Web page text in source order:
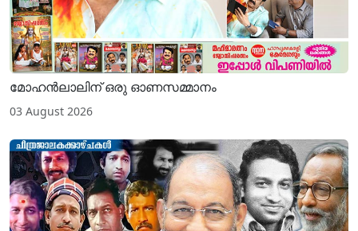
മോഹന്‍ലാലിന് ഒരു ഓണസമ്മാനം
03 August 2026